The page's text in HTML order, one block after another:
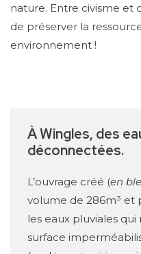
nature. Entre civisme et
de préserver la
environnement !
À Wingles, des
déconnectées.
L’ouvrage créé (en
volume de 286m³
les eaux pluviales
surface